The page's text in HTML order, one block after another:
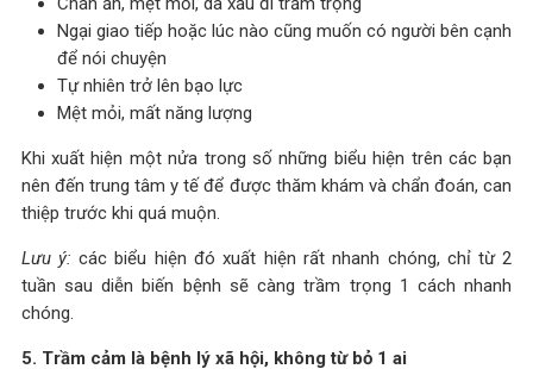
Ngại giao tiếp hoặc lúc nào cũng muốn có người bên cạnh
để nói chuyện
Tự nhiên trở lên bạo lực
Mệt mỏi, mất năng lượng
Khi xuất hiện một nửa trong số những biểu hiện trên các bạn
nên đến trung tâm y tế để được thăm khám và chẩn đoán, can
thiệp trước khi quá muộn.
Lưu ý: các biểu hiện đó xuất hiện rất nhanh chóng, chỉ từ 2
tuần sau diễn biến bệnh sẽ càng trầm trọng 1 cách nhanh
chóng.
5. Trầm cảm là bệnh lý xã hội, không từ bỏ 1 ai